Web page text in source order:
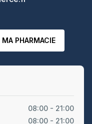
MA PHARMACIE
08:00 - 21:00
08:00 - 21:00